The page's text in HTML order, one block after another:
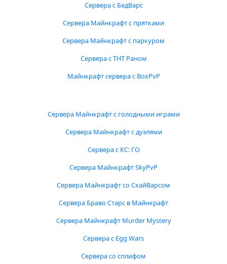
Сервера с БедВарс
Сервера Майнкрафт с прятками
Сервера Майнкрафт с паркуром
Сервера с ТНТ Раном
Майнкрафт сервера с BoxPvP
Сервера Майнкрафт с голодными играми
Сервера Майнкрафт с дуэлями
Сервера с КС: ГО
Сервера Майнкрафт SkyPvP
Сервера Майнкрафт со СкайВарсом
Сервера Браво Старс в Майнкрафт
Сервера Майнкрафт Murder Mystery
Сервера с Egg Wars
Сервера со сплифом